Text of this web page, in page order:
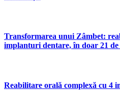
Transformarea unui Zâmbet:
implanturi dentare, în doar 21 de
Reabilitare orală complexă cu 4